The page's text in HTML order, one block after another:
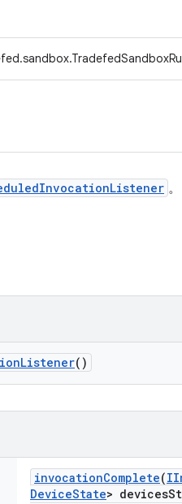
。
Listener()
invocationComplete(
DeviceState> devices